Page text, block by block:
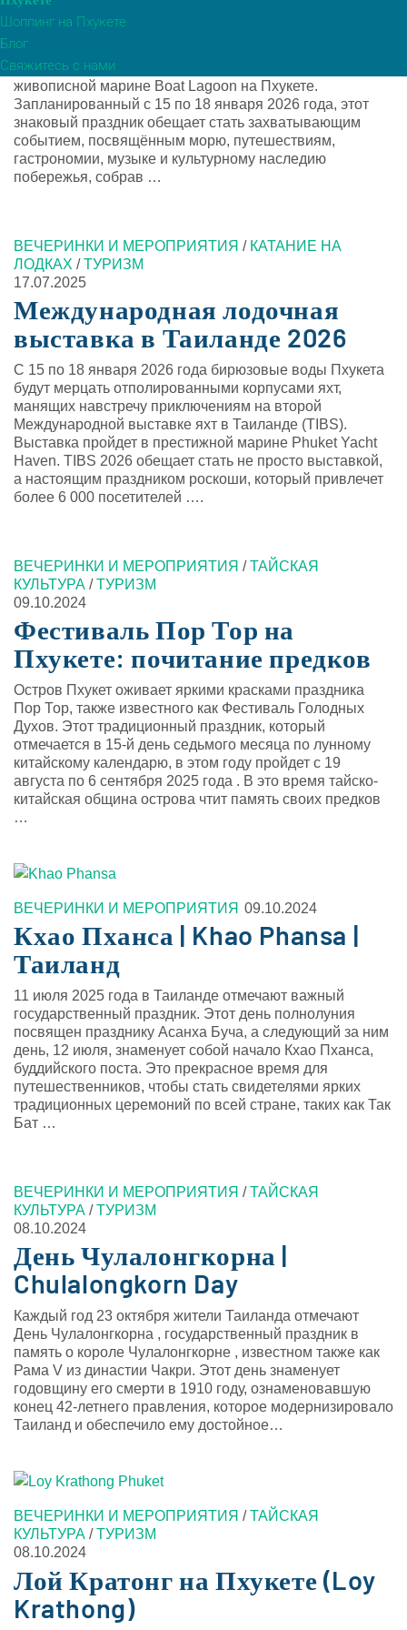
Шоппинг на Пхукете
Блог
Свяжитесь с нами
возвращается
После почти двух десятилетий отсутствия Фестиваль
лодок Таиланда возвращается к своим корням в
живописной марине Boat Lagoon на Пхукете.
Запланированный с 15 по 18 января 2026 года, этот
знаковый праздник обещает стать захватывающим
событием, посвящённым морю, путешествиям,
гастрономии, музыке и культурному наследию
побережья, собрав …
ВЕЧЕРИНКИ И МЕРОПРИЯТИЯ / КАТАНИЕ НА
ЛОДКАХ /ТУРИЗМ
17.07.2025
Международная лодочная
выставка в Таиланде 2026
С 15 по 18 января 2026 года бирюзовые воды Пхукета
будут мерцать отполированными корпусами яхт,
манящих навстречу приключениям на второй
Международной выставке яхт в Таиланде (TIBS).
Выставка пройдет в престижной марине Phuket Yacht
Haven. TIBS 2026 обещает стать не просто выставкой,
а настоящим праздником роскоши, который привлечет
более 6 000 посетителей ….
ВЕЧЕРИНКИ И МЕРОПРИЯТИЯ /ТАЙСКАЯ
КУЛЬТУРА /ТУРИЗМ
09.10.2024
Фестиваль Пор Тор на
Пхукете: почитание предков
Остров Пхукет оживает яркими красками праздника
Пор Тор, также известного как Фестиваль Голодных
Духов. Этот традиционный праздник, который
отмечается в 15-й день седьмого месяца по лунному
китайскому календарю, в этом году пройдет с 19
августа по 6 сентября 2025 года . В это время тайско-
китайская община острова чтит память своих предков
…
ВЕЧЕРИНКИ И МЕРОПРИЯТИЯ 09.10.2024
Кхао Пханса | Khao Phansa |
Таиланд
11 июля 2025 года в Таиланде отмечают важный
государственный праздник. Этот день полнолуния
посвящен празднику Асанха Буча, а следующий за ним
день, 12 июля, знаменует собой начало Кхао Пханса,
буддийского поста. Это прекрасное время для
путешественников, чтобы стать свидетелями ярких
традиционных церемоний по всей стране, таких как Так
Бат …
ВЕЧЕРИНКИ И МЕРОПРИЯТИЯ /ТАЙСКАЯ
КУЛЬТУРА /ТУРИЗМ
08.10.2024
День Чулалонгкорна |
Chulalongkorn Day
Каждый год 23 октября жители Таиланда отмечают
День Чулалонгкорна , государственный праздник в
память о короле Чулалонгкорне , известном также как
Рама V из династии Чакри. Этот день знаменует
годовщину его смерти в 1910 году, ознаменовавшую
конец 42-летнего правления, которое модернизировало
Таиланд и обеспечило ему достойное…
ВЕЧЕРИНКИ И МЕРОПРИЯТИЯ /ТАЙСКАЯ
КУЛЬТУРА /ТУРИЗМ
08.10.2024
Лой Кратонг на Пхукете (Loy
Krathong)